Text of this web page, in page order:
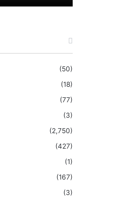
(50)
(18)
(77)
(3)
(2,750)
(427)
(1)
(167)
(3)